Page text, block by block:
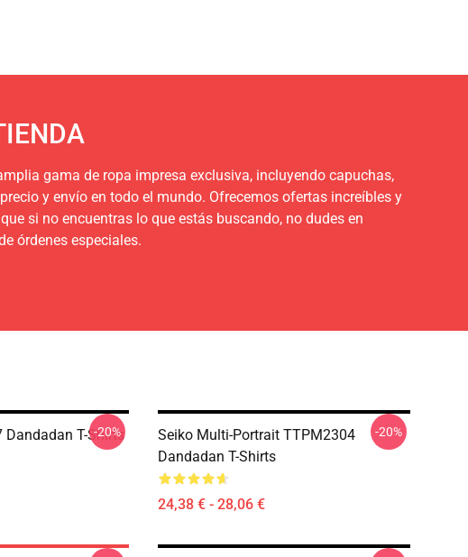
gama de ropa impresa exclusiva, incluyendo capuchas,
y envío en todo el mundo. Ofrecemos ofertas increíbles y
si no encuentras lo que estás buscando, no dudes en
órdenes especiales.
T-Shirts
-20%
Seiko Multi-Portrait TTPM2304
Dandadan T-Shirts
24,38 € - 28,06 €
-20%